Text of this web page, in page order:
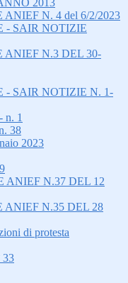
2013
N. 4 del 6/2/2023
- SAIR NOTIZIE
ANIEF N.3 DEL 30-
- SAIR NOTIZIE N. 1-
n. 1
38
2023
ANIEF N.37 DEL 12
N.35 DEL 28
di protesta
33